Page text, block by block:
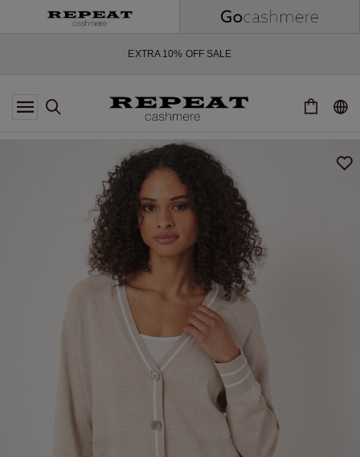
NOUVEAUX STYLES DOUX ET NOUVELLES COULEURS POUR LA
*EXCEPTIONS PEUVENT S'APPLIQUER
NOUVEAUTÉS EN CACHEMIRE
NOUVEAUX STYLES DOUX ET NOUVELLES COULEURS POUR LA
SAISON À VENIR
EXTRA 10% OFF SALE